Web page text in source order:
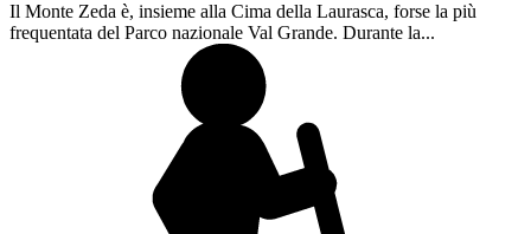
Il Monte Zeda è, insieme alla Cima della Laurasca, forse la più
frequentata del Parco nazionale Val Grande. Durante la...